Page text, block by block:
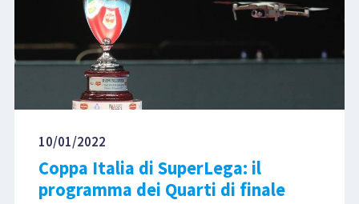
10/01/2022
Coppa Italia di SuperLega: il
programma dei Quarti di finale